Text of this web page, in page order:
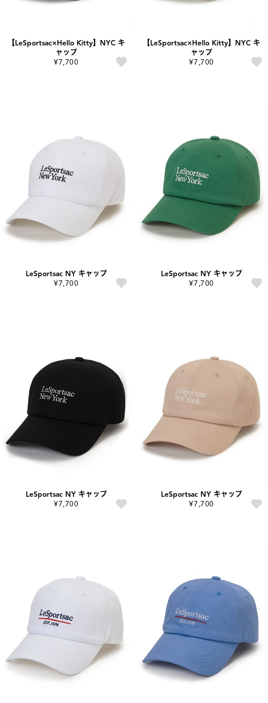
【LeSportsac×Hello Kitty】NYC キ
ャップ
¥7,700
【LeSportsac×Hello Kitty】NYC キ
ャップ
¥7,700
LeSportsac NY キャップ
¥7,700
LeSportsac NY キャップ
¥7,700
LeSportsac NY キャップ
¥7,700
LeSportsac NY キャップ
¥7,700